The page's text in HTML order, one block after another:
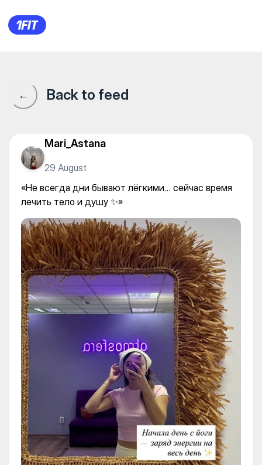
Студия йоги и фитнеса
← Back to feed
Mari_Astana
29 August
«Не всегда дни бывают лёгкими… сейчас время
лечить тело и душу ✨»